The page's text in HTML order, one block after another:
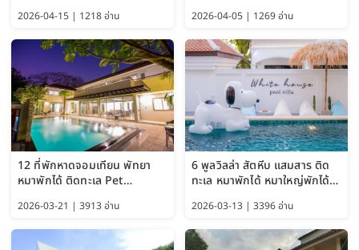
2026-04-15 | 1218 อ่าน
Bangkok อัปเดตล่าสุด
2026-04-05 | 1269 อ่าน
12 ที่พักหาดจอมเทียน พัทยา
หมาพักได้ ติดทะเล Pet
พักได้ อัปเดต 2569
2026-03-21 | 3913 อ่าน
6 พูลวิลล่า สัตหีบ แสมสาร ติด
ทะเล หมาพักได้ หมาใหญ่พักได้
2026-03-13 | 3396 อ่าน